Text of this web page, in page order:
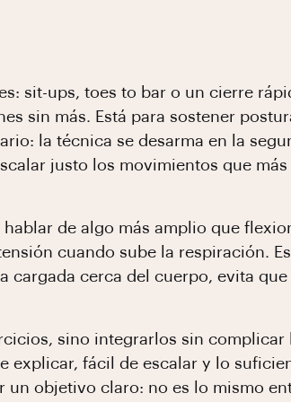
sit-ups, toes to bar o un cierre
sin más. Está para sostener
la técnica se desarma en la
justo los movimientos que
hablar de algo más amplio que
cuando sube la respiración.
cargada cerca del cuerpo, evita
sino integrarlos sin complicar
explicar, fácil de escalar y lo
un objetivo claro: no es lo mismo